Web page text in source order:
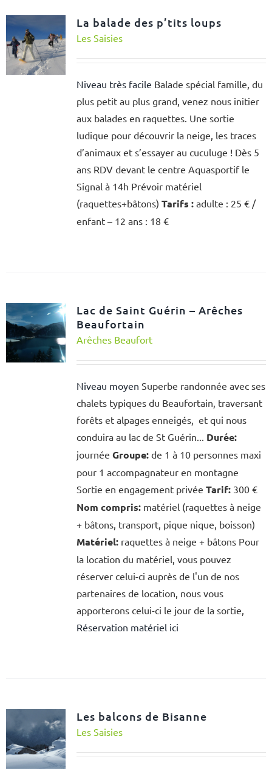
La balade des p’tits loups
Les Saisies
Niveau très facile Balade spécial famille, du
plus petit au plus grand, venez nous initier
aux balades en raquettes. Une sortie
ludique pour découvrir la neige, les traces
d’animaux et s’essayer au cuculuge ! Dès 5
ans RDV devant le centre Aquasportif le
Signal à 14h Prévoir matériel
(raquettes+bâtons) Tarifs :adulte : 25 € /
enfant – 12 ans : 18 €
Lac de Saint Guérin – Arêches
Beaufortain
Arêches Beaufort
Niveau moyen Superbe randonnée avec ses
chalets typiques du Beaufortain, traversant
forêts et alpages enneigés, et qui nous
conduira au lac de St Guérin... Durée:
journée Groupe:de 1 à 10 personnes maxi
pour 1 accompagnateur en montagne
Sortie en engagement privée Tarif:300 €
Nom compris:matériel (raquettes à neige
+ bâtons, transport, pique nique, boisson)
Matériel:raquettes à neige + bâtons Pour
la location du matériel, vous pouvez
réserver celui-ci auprès de l'un de nos
partenaires de location, nous vous
apporterons celui-ci le jour de la sortie,
Réservation matériel ici
Les balcons de Bisanne
Les Saisies